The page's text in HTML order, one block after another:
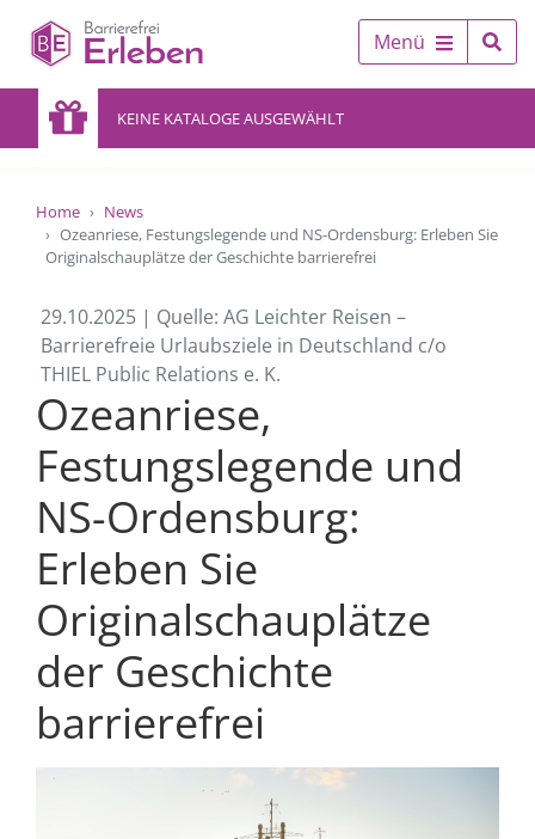
Menü
KEINE KATALOGE AUSGEWÄHLT
Home
News
Ozeanriese, Festungslegende und NS-Ordensburg: Erleben Sie
Originalschauplätze der Geschichte barrierefrei
29.10.2025 | Quelle: AG Leichter Reisen –
Barrierefreie Urlaubsziele in Deutschland c/o
THIEL Public Relations e. K.
Ozeanriese,
Festungslegende und
NS-Ordensburg:
Erleben Sie
Originalschauplätze
der Geschichte
barrierefrei